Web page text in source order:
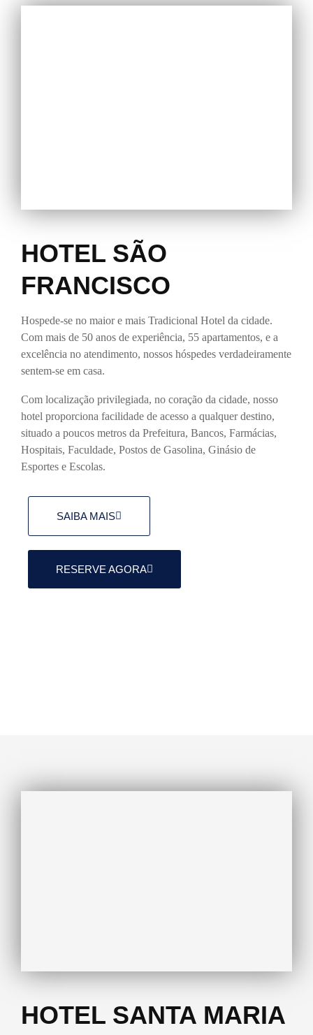
HOTEL SÃO
FRANCISCO
Hospede-se no maior e mais Tradicional Hotel da cidade.
Com mais de 50 anos de experiência, 55 apartamentos, e a
excelência no atendimento, nossos hóspedes verdadeiramente
sentem-se em casa.
Com localização privilegiada, no coração da cidade, nosso
hotel proporciona facilidade de acesso a qualquer destino,
situado a poucos metros da Prefeitura, Bancos, Farmácias,
Hospitais, Faculdade, Postos de Gasolina, Ginásio de
Esportes e Escolas.
SAIBA MAIS
RESERVE AGORA
HOTEL SANTA MARIA